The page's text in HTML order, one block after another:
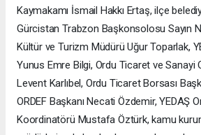
Kaymakamı İsmail Hakkı Ertaş, ilçe
Gürcistan Trabzon Başkonsolosu Sayın
Kültür ve Turizm Müdürü Uğur Toparlak,
Yunus Emre Bilgi, Ordu Ticaret ve Sanayi
Levent Karlıbel, Ordu Ticaret Borsası
ORDEF Başkanı Necati Özdemir, YEDAŞ
Koordinatörü Mustafa Öztürk, kamu